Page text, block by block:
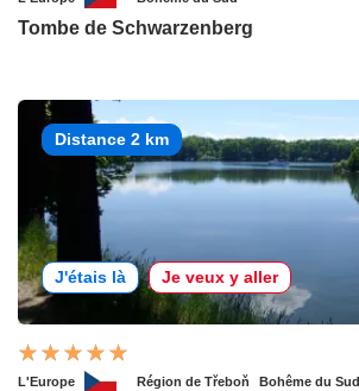
Tombe de Schwarzenberg
Distance 2 km
J'étais là Je veux y aller
L'Europe Région de Třeboň Bohême du Sud